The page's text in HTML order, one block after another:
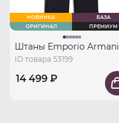
НОВИНКА
БАЗА
ОРИГИНАЛ
ПРЕМИУМ
Штаны Emporio Armani
ID товара 53199
14 499 ₽